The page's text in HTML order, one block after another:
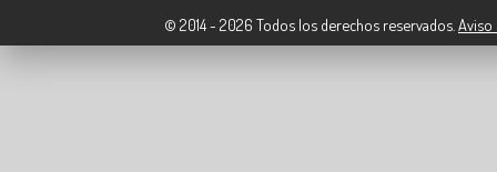
© 2014 - 2026 Todos los derechos reservados. Aviso